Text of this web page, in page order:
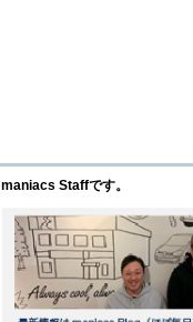
maniacs Staffです。